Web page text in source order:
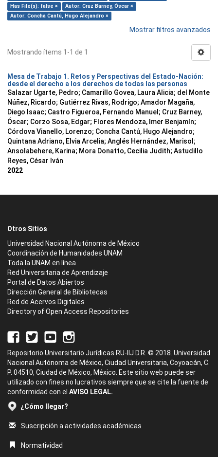
Has File(s): false ×
Autor: Cruz Barney, Óscar ×
Autor: Concha Cantú, Hugo Alejandro ×
Mostrar filtros avanzados
Mostrando ítems 1-1 de 1
Mesa de Trabajo 1. Retos y Perspectivas del Estado-Nación:
desde el derecho a los derechos de todas las personas
Salazar Ugarte, Pedro; Camarillo Govea, Laura Alicia; del Monte
Núñez, Ricardo; Gutiérrez Rivas, Rodrigo; Amador Magaña,
Diego Isaac; Castro Figueroa, Fernando Manuel ; Cruz Barney,
Óscar; Corzo Sosa, Edgar; Flores Mendoza, Imer Benjamín;
Córdova Vianello, Lorenzo; Concha Cantú, Hugo Alejandro;
Quintana Adriano, Elvia Arcelia; Anglés Hernández, Marisol ;
Ansolabehere, Karina; Mora Donatto, Cecilia Judith; Astudillo
Reyes, César Iván
2022
Otros Sitios
Universidad Nacional Autónoma de México
Coordinación de Humanidades UNAM
Toda la UNAM en línea
Red Universitaria de Aprendizaje
Portal de Datos Abiertos
Dirección General de Bibliotecas
Red de Acervos Digitales
Directory of Open Access Repositories
Repositorio Universitario Jurídicas RU-IIJ D.R. © 2018. Universidad
Nacional Autónoma de México, Ciudad Universitaria, Coyoacán, C.
P. 04510, Ciudad de México, México. Este sitio web puede ser
utilizado con fines no lucrativos siempre que se cite la fuente de
conformidad con el AVISO LEGAL.
¿Cómo llegar?
Suscripción a actividades académicas
Normatividad